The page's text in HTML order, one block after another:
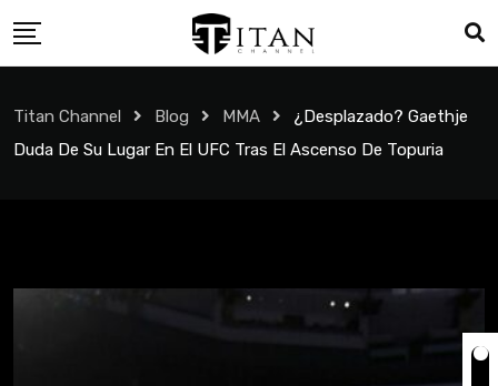
Titan Channel Blog MMA
¿Desplazado? Gaethje
Duda De Su Lugar En El UFC Tras El Ascenso De Topuria